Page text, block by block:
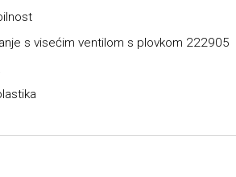
s visećim ventilom s plovkom 222905